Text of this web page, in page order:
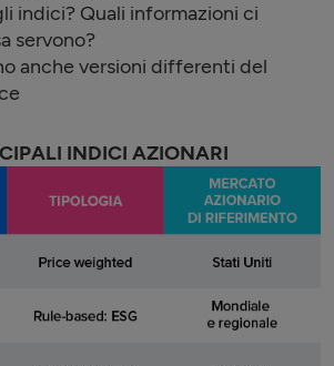
indici? Quali informazioni ci
servono?
anche versioni differenti del
INDICI AZIONARI